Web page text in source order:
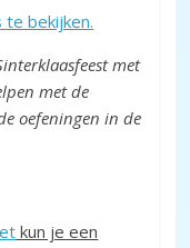
bekijken.
met
met de
oefeningen in de
kun je een